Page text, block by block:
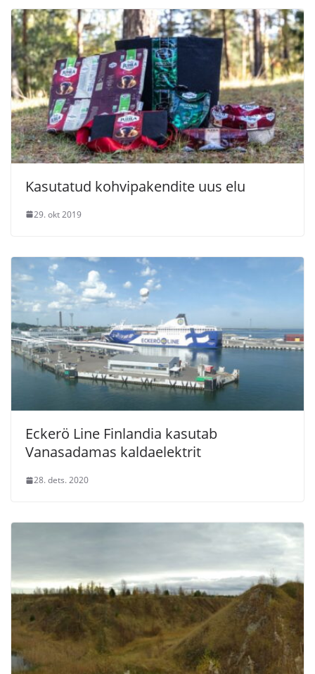
Kasutatud kohvipakendite uus elu
29. okt 2019
Eckerö Line Finlandia kasutab
Vanasadamas kaldaelektrit
28. dets. 2020